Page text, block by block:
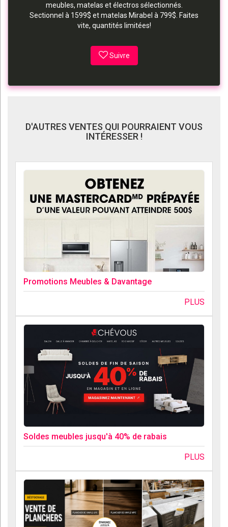
meubles, matelas et électros sélectionnés.
Sectionnel à 1599$ et matelas Mirabel à 799$. Faites
vite, quantités limitées!
Suivre
D'AUTRES VENTES QUI POURRAIENT VOUS
INTÉRESSER !
Promotions Meubles & Davantage
PLUS
Soldes meubles jusqu'à 40% de rabais
PLUS